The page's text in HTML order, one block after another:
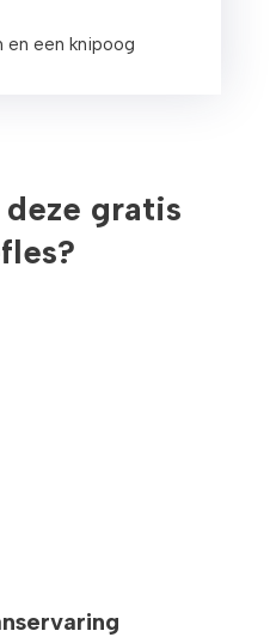
en een knipoog
gratis